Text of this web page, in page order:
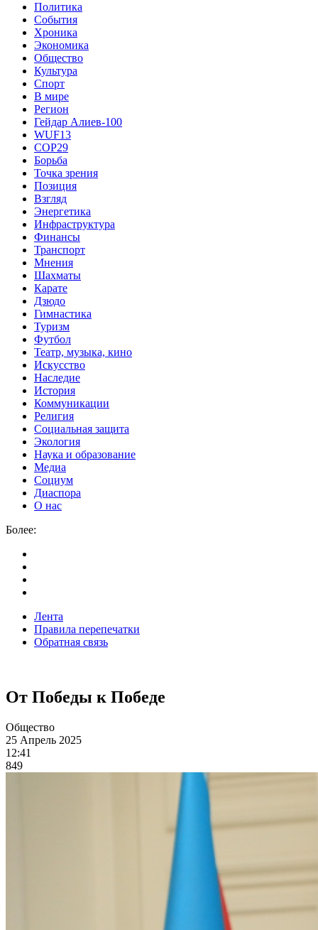
Политика
События
Хроника
Экономика
Общество
Культура
Спорт
В мире
Регион
Гейдар Алиев-100
WUF13
COP29
Борьба
Точка зрения
Позиция
Взгляд
Энергетика
Инфраструктура
Финансы
Транспорт
Мнения
Шахматы
Карате
Дзюдо
Гимнастика
Туризм
Футбол
Театр, музыка, кино
Искусство
Наследие
История
Коммуникации
Религия
Социальная защита
Экология
Наука и образование
Медиа
Социум
Диаспора
О нас
Более:
Лента
Правила перепечатки
Обратная связь
От Победы к Победе
Общество
25 Апрель 2025
12:41
849